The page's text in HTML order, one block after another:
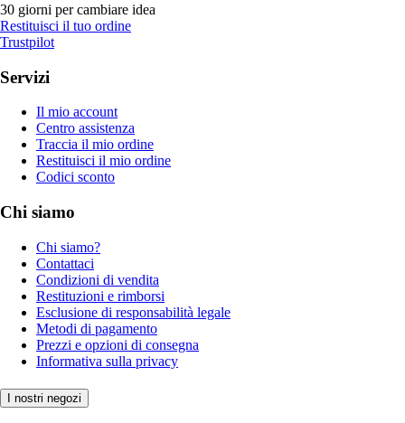
30 giorni per cambiare idea
Restituisci il tuo ordine
Trustpilot
Servizi
Il mio account
Centro assistenza
Traccia il mio ordine
Restituisci il mio ordine
Codici sconto
Chi siamo
Chi siamo?
Contattaci
Condizioni di vendita
Restituzioni e rimborsi
Esclusione di responsabilità legale
Metodi di pagamento
Prezzi e opzioni di consegna
Informativa sulla privacy
I nostri negozi